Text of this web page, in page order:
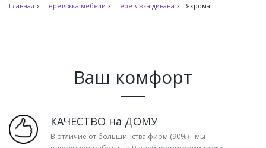
Главная Перетяжка мебели Перетяжка дивана Яхрома
Ваш комфорт
КАЧЕСТВО на ДОМУ
В отличие от большинства фирм (90%) - мы